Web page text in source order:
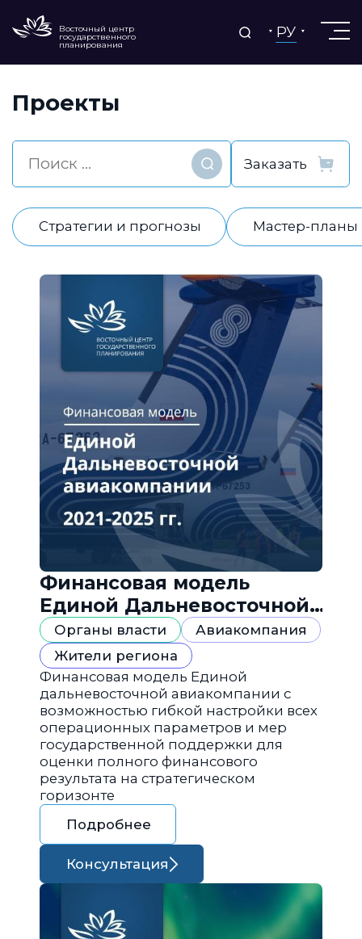
Восточный центр
государственного
планирования
РУ
Проекты
Найти
Стратегии и прогнозы Мастер-планы
Финансовая модель
Единой Дальневосточной
авиакомпании
Органы власти
Авиакомпания
Жители региона
Финансовая модель Единой
дальневосточной авиакомпании с
возможностью гибкой настройки всех
операционных параметров и мер
государственной поддержки для
оценки полного финансового
результата на стратегическом
горизонте
Подробнее
Консультация